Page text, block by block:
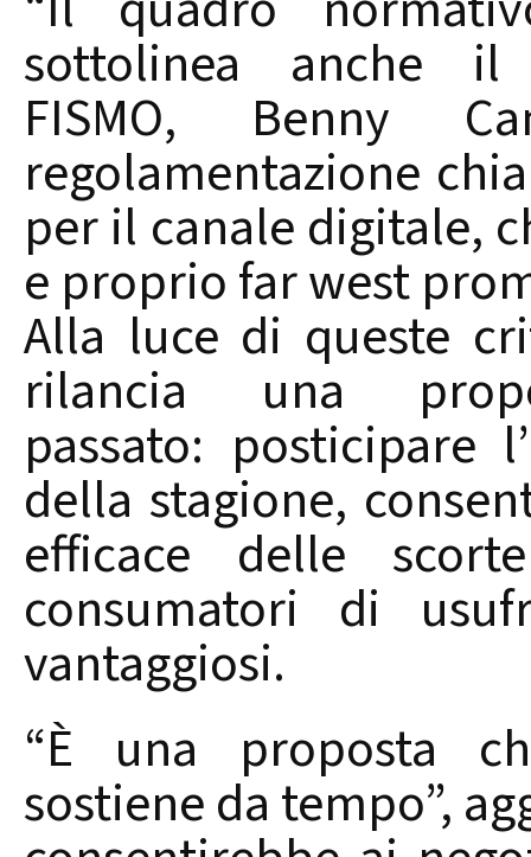
sottolinea anche il
FISMO, Benny
regolamentazione
per il canale digitale,
e proprio far west
Alla luce di queste
rilancia una
passato: posticipare
della stagione,
efficace delle
consumatori di
vantaggiosi.
“È una proposta
sostiene da tempo”,